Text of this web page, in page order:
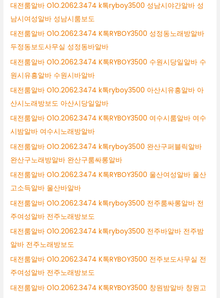
대전룸알바 O1O.2062.3474 k톡ryboy3500 성남시야간알바 성
남시여성알바 성남시룸보도
대전룸알바 O1O.2062.3474 K톡RYBOY3500 성정동노래방알바
두정동보도사무실 성정동바알바
대전룸알바 O1O.2062.3474 K톡RYBOY3500 수원시당일알바 수
원시유흥알바 수원시바알바
대전룸알바 O1O.2062.3474 k톡ryboy3500 아산시유흥알바 아
산시노래방보도 아산시당일알바
대전룸알바 O1O.2062.3474 K톡RYBOY3500 여수시룸알바 여수
시밤알바 여수시노래방알바
대전룸알바 O1O.2062.3474 k톡ryboy3500 완산구퍼블릭알바
완산구노래방알바 완산구룸싸롱알바
대전룸알바 O1O.2062.3474 K톡RYBOY3500 울산여성알바 울산
고소득알바 울산바알바
대전룸알바 O1O.2062.3474 k톡ryboy3500 전주룸싸롱알바 전
주여성알바 전주노래방보도
대전룸알바 O1O.2062.3474 k톡ryboy3500 전주바알바 전주밤
알바 전주노래방보도
대전룸알바 O1O.2062.3474 K톡RYBOY3500 전주보도사무실 전
주여성알바 전주노래방보도
대전룸알바 O1O.2062.3474 K톡RYBOY3500 창원밤알바 창원고